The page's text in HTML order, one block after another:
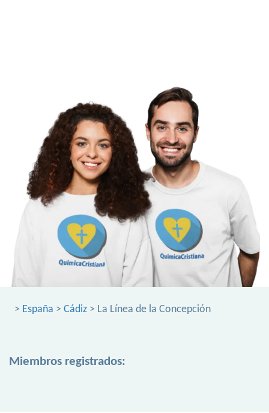
> España > Cádiz > La Línea de la Concepción
Miembros registrados: